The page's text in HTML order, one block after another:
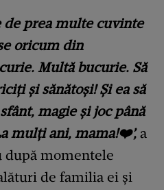
de prea multe cuvinte
oricum din
Multă bucurie. Să
și sănătoși! Și ea să
magie și joc până
mulți ani, mama!❤️’,a
după momentele
de familia ei și